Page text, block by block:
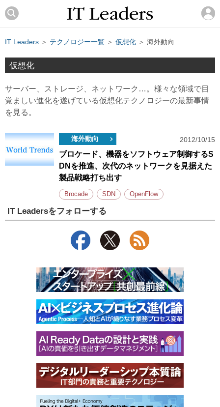
IT Leaders ＞ テクノロジー一覧 ＞ 仮想化 ＞ 海外動向
仮想化
サーバー、ストレージ、ネットワーク…。様々な領域で目
覚ましい進化を遂げている仮想化テクノロジーの最新事情
を見る。
海外動向 2012/10/15
ブロケード、機器をソフトウェア制御するS
DNを推進、次代のネットワークを見据えた
製品戦略打ち出す
Brocade SDN OpenFlow
IT Leadersをフォローする